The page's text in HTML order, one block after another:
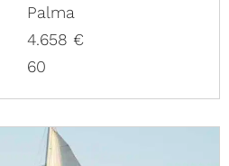
Palma
4.658 €
60